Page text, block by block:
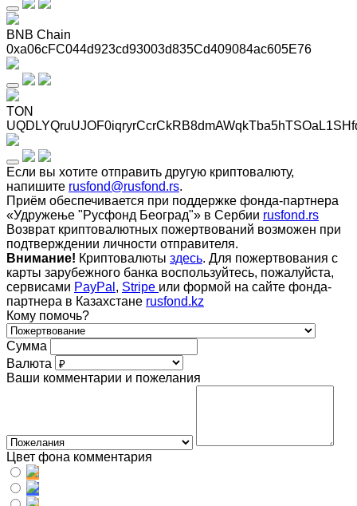
BNB Chain
0xa06cFC044d923cd93003d835Cd409084ac605E76
TON
Если вы хотите отправить другую криптовалюту,
напишите rusfond@rusfond.rs.
Приём обеспечивается при поддержке фонда-партнера
«Удружење "Русфонд Београд"» в Сербии rusfond.rs
Возврат криптовалютных пожертвований возможен при
подтверждении личности отправителя.
Внимание! Криптовалюты здесь. Для пожертвования с
карты зарубежного банка воспользуйтесь, пожалуйста,
сервисами PayPal , Stripe или формой на сайте фонда-
партнера в Казахстане rusfond.kz
Кому помочь?
Сумма
Валюта
Ваши комментарии и пожелания
Цвет фона комментария